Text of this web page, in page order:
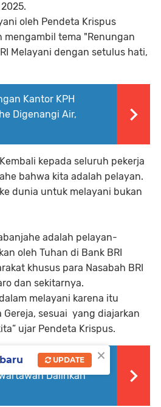
oleh Pendeta Krispus
mengambil tema "Renungan
Melayani dengan setulus hati,
Kantor KPH
Digenangi Air,
kepada seluruh pekerja
bahwa kita adalah pelayan.
dunia untuk melayani bukan
adalah pelayan-
oleh Tuhan di Bank BRI
khusus para Nasabah BRI
dan sekitarnya.
melayani karena itu
sesuai yang diajarkan
ujar Pendeta Krispus.
Agama Kabanjahe
Dalihkan
×
UPDATE